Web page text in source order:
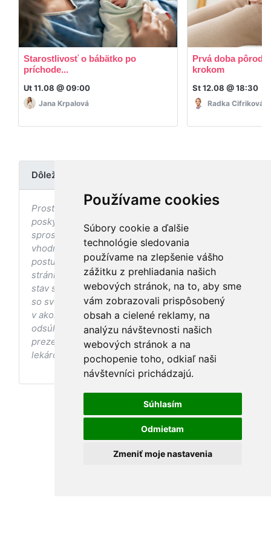
Používame cookies
Súbory cookie a ďalšie
technológie sledovania
používame na zlepšenie vášho
zážitku z prehliadania našich
webových stránok, na to, aby sme
vám zobrazovali prispôsobený
obsah a cielené reklamy, na
analýzu návštevnosti našich
webových stránok a na
pochopenie toho, odkiaľ naši
návštevníci prichádzajú.
Súhlasím
Odmietam
Zmeniť moje nastavenia
Starostlivosť o bábätko po
príchode...
Ut 11.08 @ 09:00
Jana Krpalová
Prvá doba
krokom
St 12.08 @ 18:30
Radka Cifriková
Dôležité upozornenie
Prostredníctvom stránky nedochádza k
poskytovaniu zdravotnej starostlivosti, ani k jej
sprostredkovaniu, ani k jej nahrádzaniu. O
vhodných postupoch v oblasti zdravia, vhodnosti
postupov a odporúčaní prezentovaných na
stránke s ohľadom na Váš zdravotný
stav sa pred ich aplikáciou vždy vopred poraďte
so svojím ošetrujúcim lekárom, a to najmä ak ste
v akomkoľvek štádiu tehotenstva. Bez
odsúhlasenia postupov a odporúčaní
prezentovaných na stránke Vaším ošetrujúcim
lekárom tieto postupy a odporúčania neaplikujte.